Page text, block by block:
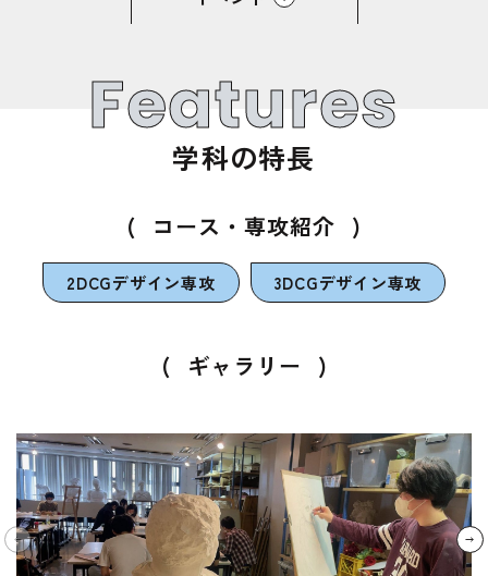
Features
学科の特長
( コース・専攻紹介 )
2DCGデザイン専攻 3DCGデザイン専攻
( ギャラリー )